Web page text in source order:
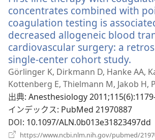
concentrates combined with
coagulation testing is
decreased allogeneic blood
cardiovascular surgery: a
single-center cohort study.
し
い
タ
ブ
で
開
Görlinger K, Dirkmann D, Hanke AA,
Kottenberg E, Thielmann M, Jakob H,
出典‎: Anesthesiology
インデックス‎: PubMed 21970887
DOI‎: 10.1097/ALN.0b013e31823497dd
https://www.ncbi.nlm.nih.gov/pubmed/